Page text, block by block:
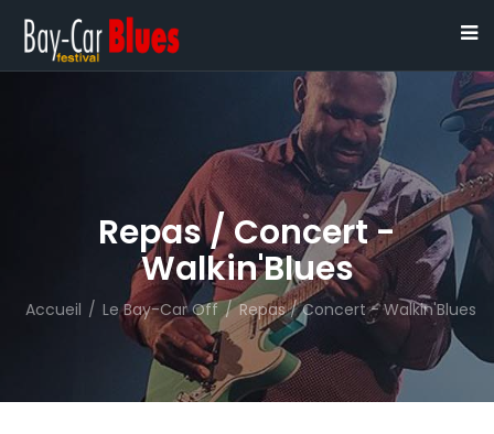
Repas / Concert -
Walkin'Blues
Accueil / Le Bay-Car Off / Repas / Concert - Walkin'Blues